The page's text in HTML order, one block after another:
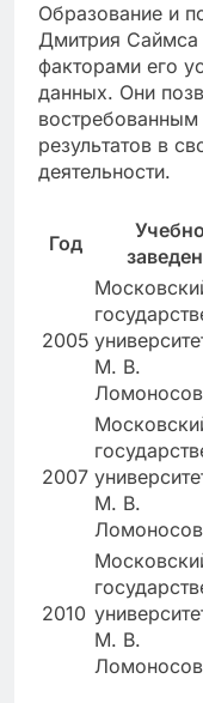
Образование и
Дмитрия
факторами его
данных. Они
востребованным
результатов в
деятельности.
Год
2005
М. В.
2007
М. В.
2010
М. В.